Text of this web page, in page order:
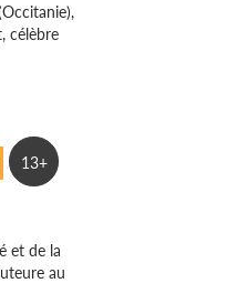
célèbre
et de la
au
13+